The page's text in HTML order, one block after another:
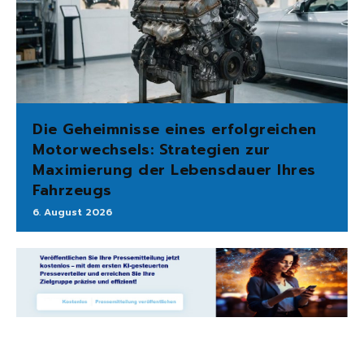
Die Geheimnisse eines erfolgreichen
Motorwechsels: Strategien zur
Maximierung der Lebensdauer Ihres
Fahrzeugs
6. August 2026